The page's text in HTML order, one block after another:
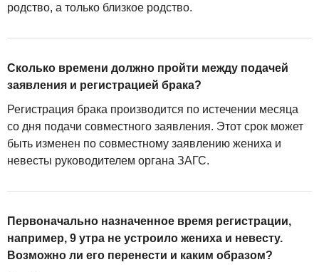
родство, а только близкое родство.
Сколько времени должно пройти между подачей
заявления и регистрацией брака?
Регистрация брака производится по истечении месяца
со дня подачи совместного заявления. Этот срок может
быть изменен по совместному заявлению жениха и
невесты руководителем органа ЗАГС.
Первоначально назначенное время регистрации,
например, 9 утра не устроило жениха и невесту.
Возможно ли его перенести и каким образом?